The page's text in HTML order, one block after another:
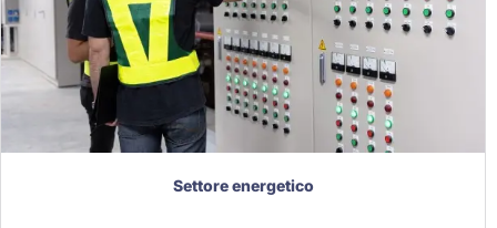
Settore energetico